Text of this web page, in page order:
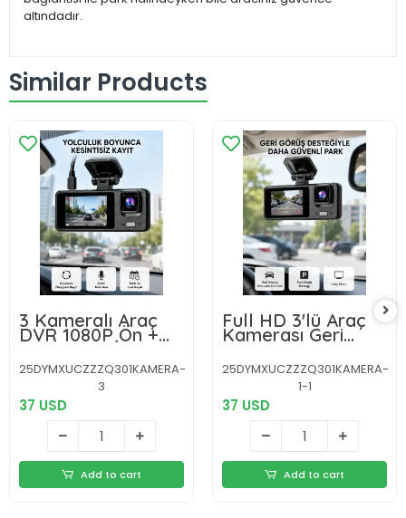
altındadır.
Similar Products
3 Kameralı Araç
DVR 1080P Ön +
HD Arka + İç
Kamera Döngü
Kayıt 2’’ Ekran
25DYMXUCZZZQ301KAMERA-
3
37 USD
Add to cart
Full HD 3'lü Araç
Kamerası Geri
Görüş Destekli
Park Modlu 1080P
DVR
25DYMXUCZZZQ301KAMERA-
1-1
37 USD
Add to cart